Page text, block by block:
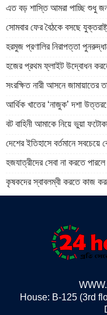
এত বড় শাস্তি আমরা পাচ্ছি শুধু
সোমবার ফের বৈঠকে বসছে
হরমুজ প্রণালির নিরাপত্তা
হজের প্রথম ফ্লাইট উদ্বোধন
সংরক্ষিত নারী আসনে জামায়াতের
আর্থিক খাতের ‘নাজুক’ দশা
বট বাহিনী আমাকে নিয়ে ভুয়া
দেশের ইতিহাসে বর্তমানে সবচেয়ে
হজযাত্রীদের সেবা না করতে
কৃষকদের স্বাবলম্বী করতে কাজ
House: B-125 (3rd